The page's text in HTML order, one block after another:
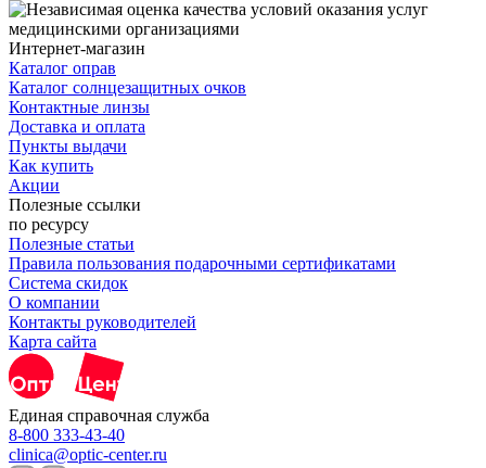
Интернет-магазин
Каталог оправ
Каталог солнцезащитных очков
Контактные линзы
Доставка и оплата
Пункты выдачи
Как купить
Акции
Полезные ссылки
по ресурсу
Полезные статьи
Правила пользования подарочными сертификатами
Система скидок
О компании
Контакты руководителей
Карта сайта
Единая справочная служба
8-800 333-43-40
clinica@optic-center.ru